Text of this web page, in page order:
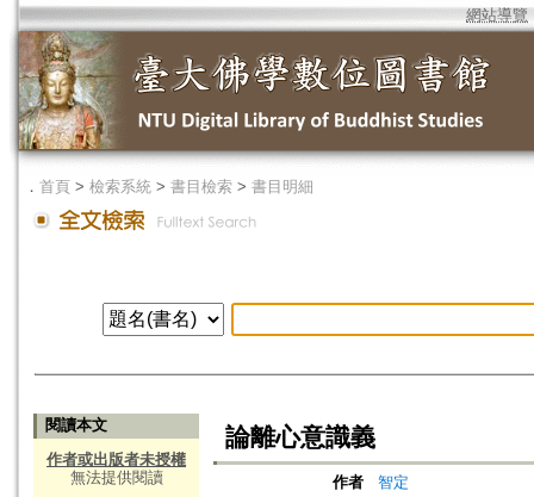
網站導覽
． 首頁 > 檢索系統 > 書目檢索 > 書目明細
閱讀本文
作者或出版者未授權
無法提供閱讀
論離心意識義
作者
智定